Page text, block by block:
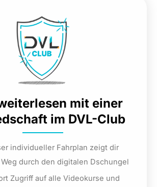
mit einer
im DVL-Club
individueller Fahrplan zeigt dir
durch den digitalen Dschungel
Zugriff auf alle Videokurse und